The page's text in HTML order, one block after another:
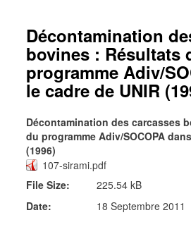
Décontamination
bovines : Résultats
programme Adiv/
le cadre de UNIR
Décontamination des carcasses
du programme Adiv/SOCOPA
(1996)
107-sirami.pdf
File Size:
225.54 kB
Date:
18 Septembre 2011